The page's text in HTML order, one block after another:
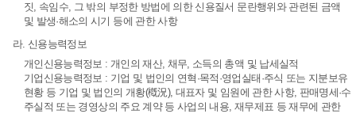
짓, 속임수, 그 밖의 부정한 방법에 의한 신용질서 문란행위와 관련된 금액
및 발생·해소의 시기 등에 관한 사항
라. 신용능력정보
개인신용능력정보 : 개인의 재산, 채무, 소득의 총액 및 납세실적
기업신용능력정보 : 기업 및 법인의 연혁·목적·영업실태·주식 또는 지분보유
현황 등 기업 및 법인의 개황(槪況), 대표자 및 임원에 관한 사항, 판매명세·수
주실적 또는 경영상의 주요 계약 등 사업의 내용, 재무제표 등 재무에 관한